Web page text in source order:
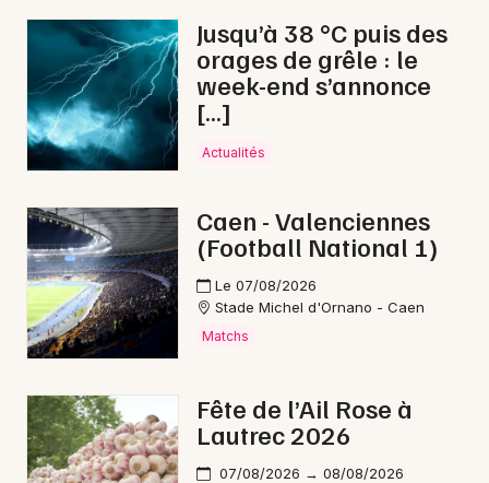
Jusqu’à 38 °C puis des
orages de grêle : le
week-end s’annonce
[…]
Actualités
Caen - Valenciennes
(Football National 1)
Le 07/08/2026
Stade Michel d'Ornano - Caen
Matchs
Fête de l’Ail Rose à
Lautrec 2026
07/08/2026 → 08/08/2026